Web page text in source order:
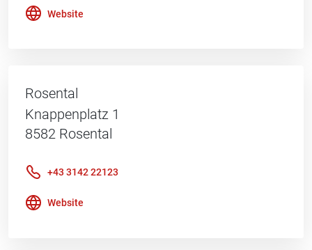
Website
Rosental
Knappenplatz 1
8582 Rosental
+43 3142 22123
Website